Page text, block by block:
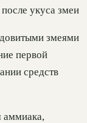
укуса змеи
змеями
первой
средств
аммиака,